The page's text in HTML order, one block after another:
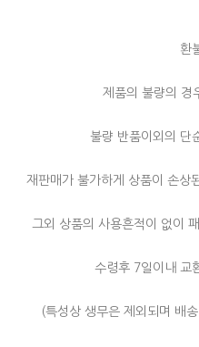
환
제품의 불량의 경
불량 반품이외의 단
재판매가 불가하게 상품이 손상
그외 상품의 사용흔적이 없이
수령후 7일이내 교
(특성상 생무은 제외되며 배